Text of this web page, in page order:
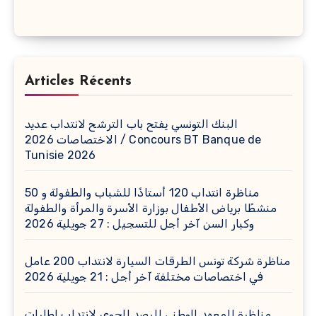
Articles Récents
البنك التونسي يفتح باب الترشح لانتداب عديد
الاختصاصات 2026 / Concours BT Banque de
Tunisie 2026
مناظرة انتداب 120 أستاذًا للشباب والطفولة و 50
منشطًا برياض الأطفال بوزارة الأسرة والمرأة والطفولة
وكبار السن آخر أجل للتسجيل : 27 جويلية 2026
مناظرة شركة تونس الطرقات السيارة لانتداب 200 عامل
في اختصاصات مختلفة آخر أجل : 21 جويلية 2026